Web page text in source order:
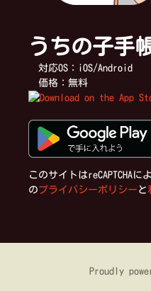
ー
シ
ン
うちの子手
対応OS：iOS/Android
価格：無料
このサイトはreCAPTCHA
のプライバシーポリシー と
Proudly